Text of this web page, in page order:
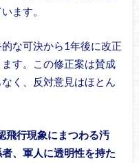
ます。
な可決から1年後に改正
す。この修正案は賛成
く、反対意見はほとん
飛行現象にまつわる汚
、軍人に透明性を持た